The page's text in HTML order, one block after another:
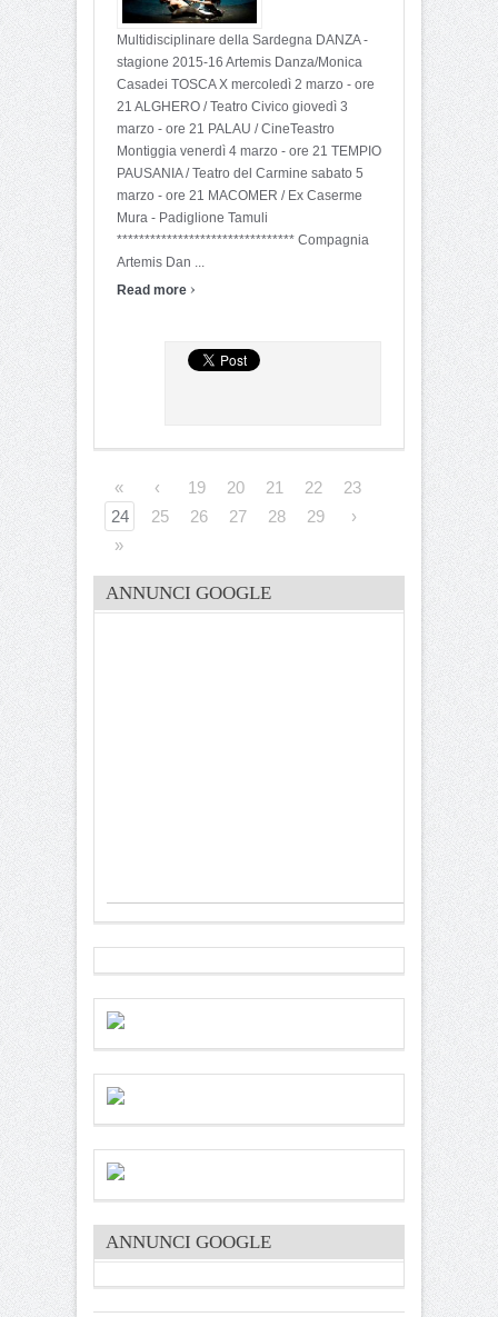
Multidisciplinare della Sardegna DANZA -
stagione 2015-16 Artemis Danza/Monica
Casadei TOSCA X mercoledì 2 marzo - ore
21 ALGHERO / Teatro Civico giovedì 3
marzo - ore 21 PALAU / CineTeastro
Montiggia venerdì 4 marzo - ore 21 TEMPIO
PAUSANIA / Teatro del Carmine sabato 5
marzo - ore 21 MACOMER / Ex Caserme
Mura - Padiglione Tamuli
******************************** Compagnia
Artemis Dan ...
Read more ›
« ‹ 19 20 21 22
23
24
25 26 27 28 29
›
»
ANNUNCI GOOGLE
ANNUNCI GOOGLE